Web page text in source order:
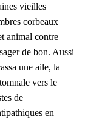
vieilles
corbeaux
animal contre
de bon. Aussi
une aile, la
vers le
de
en